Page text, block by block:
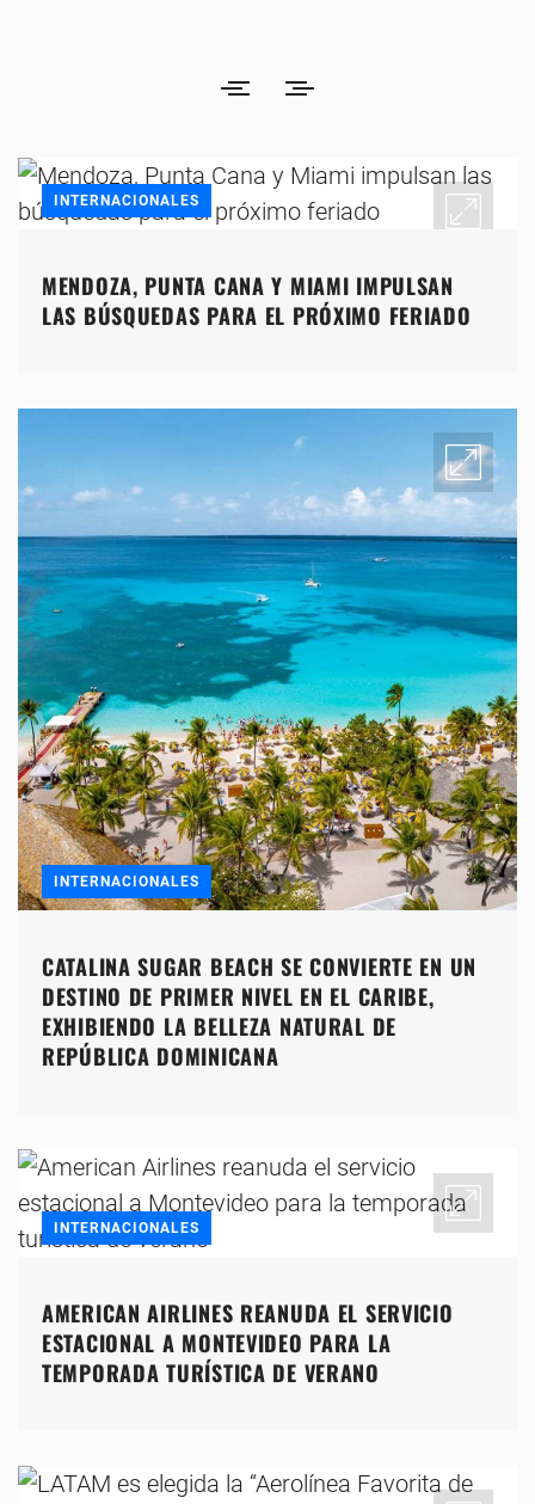
INTERNACIONALES
MENDOZA, PUNTA CANA Y MIAMI IMPULSAN
LAS BÚSQUEDAS PARA EL PRÓXIMO FERIADO
INTERNACIONALES
CATALINA SUGAR BEACH SE CONVIERTE EN UN
DESTINO DE PRIMER NIVEL EN EL CARIBE,
EXHIBIENDO LA BELLEZA NATURAL DE
REPÚBLICA DOMINICANA
INTERNACIONALES
AMERICAN AIRLINES REANUDA EL SERVICIO
ESTACIONAL A MONTEVIDEO PARA LA
TEMPORADA TURÍSTICA DE VERANO